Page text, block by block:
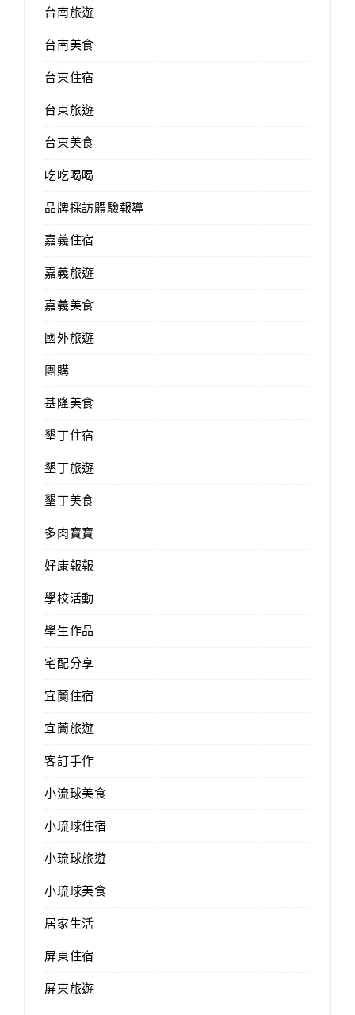
台南旅遊
台南美食
台東住宿
台東旅遊
台東美食
吃吃喝喝
品牌採訪體驗報導
嘉義住宿
嘉義旅遊
嘉義美食
國外旅遊
團購
基隆美食
墾丁住宿
墾丁旅遊
墾丁美食
多肉寶寶
好康報報
學校活動
學生作品
宅配分享
宜蘭住宿
宜蘭旅遊
客訂手作
小流球美食
小琉球住宿
小琉球旅遊
小琉球美食
居家生活
屏東住宿
屏東旅遊